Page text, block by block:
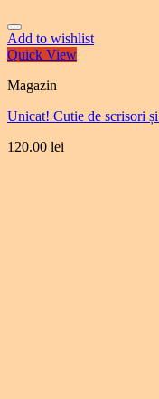
Add to wishlist
Quick View
Magazin
Unicat! Cutie de scrisori
120.00 lei